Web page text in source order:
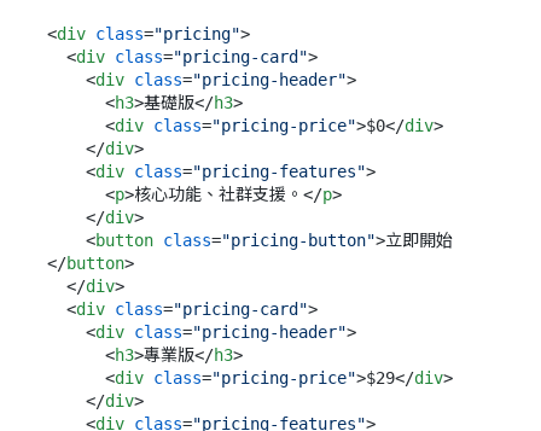
<div class="pricing">
<div class="pricing-card">
<div class="pricing-header">
<h3>基礎版</h3>
<div class="pricing-price">$0</div>
</div>
<div class="pricing-features">
<p>核心功能、社群支援。 </p>
</div>
<button class="pricing-button">立即開始
</button>
</div>
<div class="pricing-card">
<div class="pricing-header">
<h3>專業版</h3>
<div class="pricing-price">$29</div>
</div>
<div class="pricing-features">